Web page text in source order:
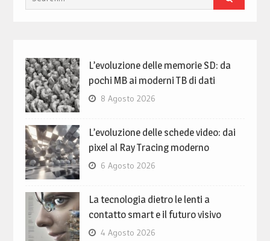
for:
L’evoluzione delle memorie SD: da
pochi MB ai moderni TB di dati
8 Agosto 2026
L’evoluzione delle schede video: dai
pixel al Ray Tracing moderno
6 Agosto 2026
La tecnologia dietro le lenti a
contatto smart e il futuro visivo
4 Agosto 2026